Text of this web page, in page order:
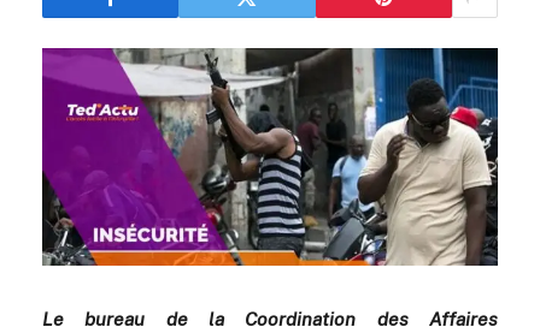
Le bureau de la Coordination des Affaires